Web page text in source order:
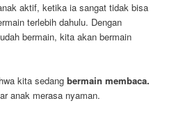
aktif, ketika ia sangat tidak bisa
terlebih dahulu. Dengan
bermain, kita akan bermain
kita sedang bermain membaca.
anak merasa nyaman.